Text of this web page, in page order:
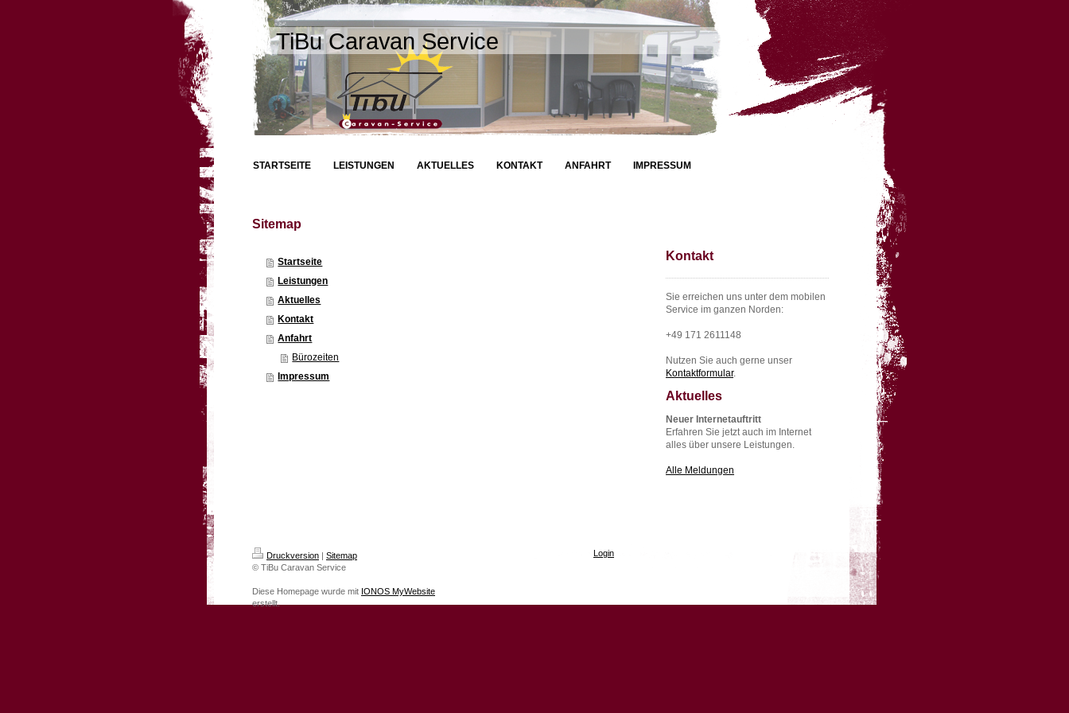
TiBu Caravan Service
STARTSEITE LEISTUNGEN AKTUELLES KONTAKT ANFAHRT IMPRESSUM
Sitemap
Startseite
Leistungen
Aktuelles
Kontakt
Anfahrt
Bürozeiten
Impressum
Kontakt
Sie erreichen uns unter dem mobilen
Service im ganzen Norden:
+49 171 2611148
Nutzen Sie auch gerne unser
Kontaktformular.
Aktuelles
Neuer Internetauftritt
Erfahren Sie jetzt auch im Internet
alles über unsere Leistungen.
Alle Meldungen
Druckversion | Sitemap
© TiBu Caravan Service
Diese Homepage wurde mit IONOS MyWebsite
erstellt.
Login